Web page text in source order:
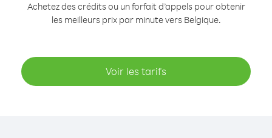
Achetez des crédits ou un forfait d’appels pour obtenir
les meilleurs prix par minute vers Belgique.
Voir les tarifs